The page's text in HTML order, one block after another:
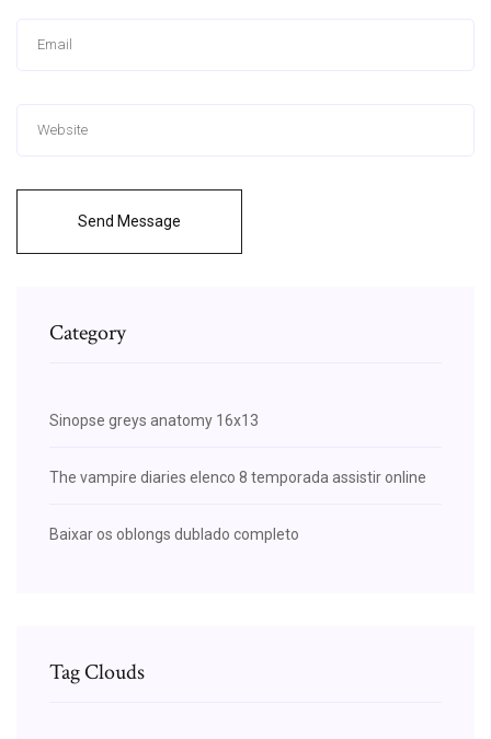
Send Message
Category
Sinopse greys anatomy 16x13
The vampire diaries elenco 8 temporada assistir online
Baixar os oblongs dublado completo
Tag Clouds